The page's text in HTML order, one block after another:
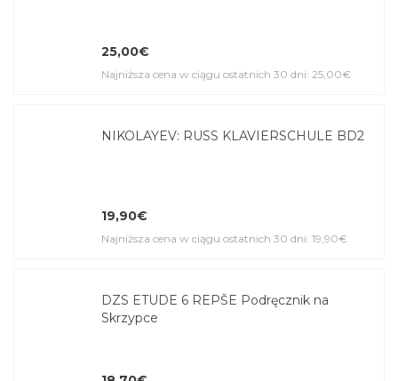
25,00€
Najniższa cena w ciągu ostatnich 30 dni: 25,00€
NIKOLAYEV: RUSS KLAVIERSCHULE BD2
19,90€
Najniższa cena w ciągu ostatnich 30 dni: 19,90€
DZS ETUDE 6 REPŠE Podręcznik na
Skrzypce